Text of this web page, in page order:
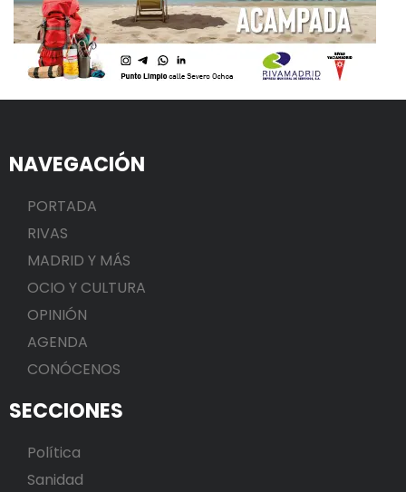
NAVEGACIÓN
PORTADA
RIVAS
MADRID Y MÁS
OCIO Y CULTURA
OPINIÓN
AGENDA
CONÓCENOS
SECCIONES
Política
Sanidad